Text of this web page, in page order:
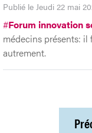
Publié le Jeudi 22 mai
#Forum innovation
médecins présents:
autrement.